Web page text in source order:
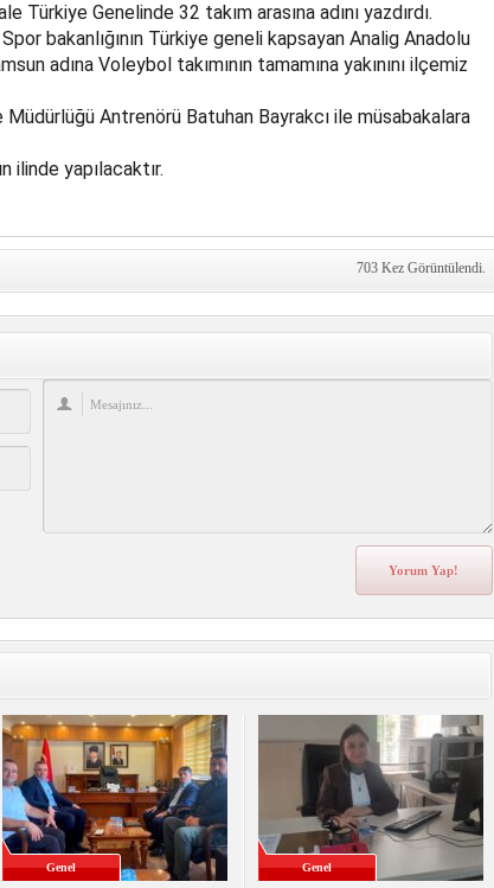
Genelinde 32 takım arasına adını yazdırdı.
bakanlığının Türkiye geneli kapsayan Analig Anadolu
adına Voleybol takımının tamamına yakınını ilçemiz
Antrenörü Batuhan Bayrakcı ile müsabakalara
ilinde yapılacaktır.
703 Kez Görüntülendi.
Genel Genel